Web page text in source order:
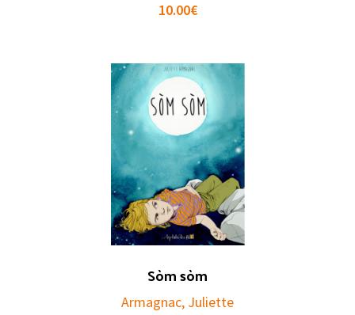
10.00€
Sòm sòm
Armagnac, Juliette